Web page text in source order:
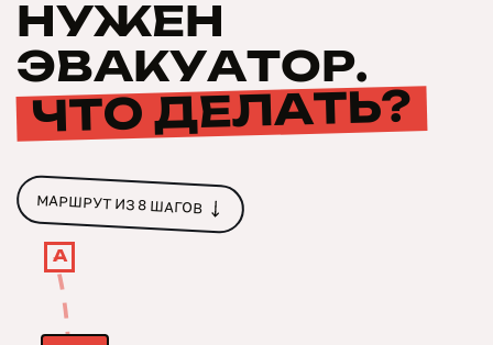
А
НУЖЕН
ЭВАКУАТОР.
ЧТО ДЕЛАТЬ?
МАРШРУТ ИЗ 8 ШАГОВ